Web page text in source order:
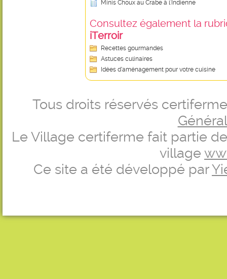
Minis Choux au Crabe à l'Indienne
Consultez également la
iTerroir
Recettes gourmandes
Astuces culinaires
Idées d’aménagement pour votre cuisine
Tous droits réservés
Le Village certiferme fait partie
village
Ce site a été développé par